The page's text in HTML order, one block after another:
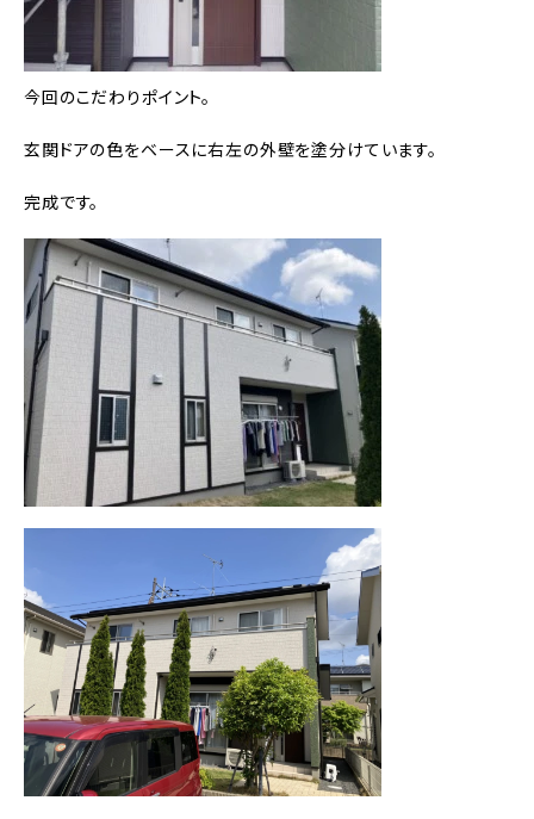
今回のこだわりポイント。
玄関ドアの色をベースに右左の外壁を塗分けています。
完成です。